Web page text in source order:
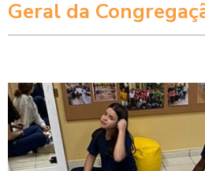
Geral da